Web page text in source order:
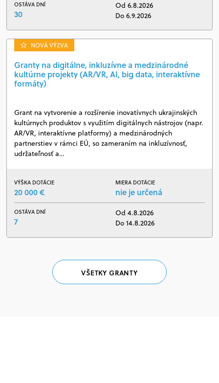
OSTÁVA DNÍ
30
Od 6.8.2026
Do 6.9.2026
NOVÁ VÝZVA
Granty na digitálne, inkluzívne a medzinárodné
kultúrne projekty (AR/VR, AI, big data, interaktívne
formáty)
Grant na vytvorenie a rozšírenie inovatívnych ukrajinských
kultúrnych produktov s využitím digitálnych nástrojov (napr.
AR/VR, interaktívne platformy) a medzinárodných
partnerstiev v rámci EÚ, so zameraním na inkluzívnosť,
udržateľnosť a…
VÝŠKA DOTÁCIE
20 000 €
MIERA DOTÁCIE
nie je určená
OSTÁVA DNÍ
7
Od 4.8.2026
Do 14.8.2026
VŠETKY GRANTY